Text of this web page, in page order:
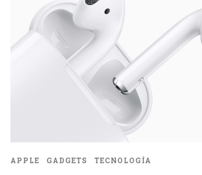
APPLE GADGETS TECNOLOGÍA